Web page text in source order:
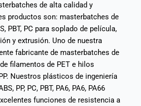
de alta calidad y
productos son: masterbatches de
PBT, PC para soplado de película,
y extrusión. Uno de nuestra
fabricante de masterbatches de
filamentos de PET e hilos
Nuestros plásticos de ingeniería
PP, PC, PBT, PA6, PA6, PA66
funciones de resistencia a